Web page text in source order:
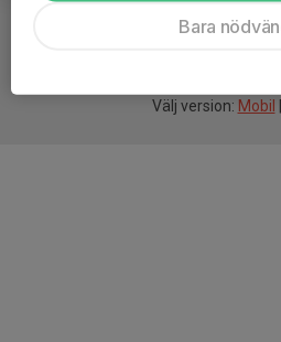
Välj version: Mobil
Bara